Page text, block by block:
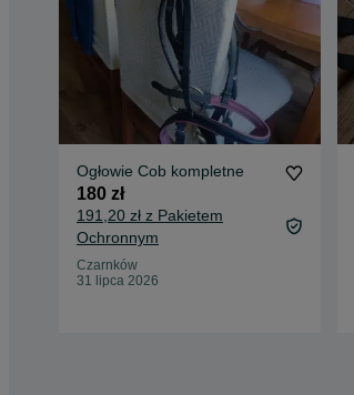
Ogłowie Cob kompletne
180 zł
191,20 zł z Pakietem
Ochronnym
Czarnków
31 lipca 2026